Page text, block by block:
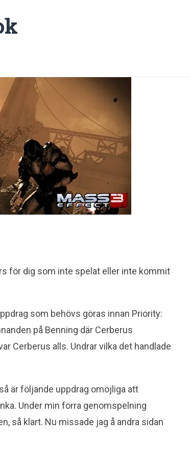
för dig som inte spelat eller inte kommit
som behövs göras innan Priority:
på Benning där Cerberus
Cerberus alls. Undrar vilka det handlade
är följande uppdrag omöjliga att
Under min förra genomspelning
så klart. Nu missade jag å andra sidan